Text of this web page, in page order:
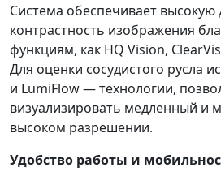
Система обеспечивает высокую
контрастность изображения
функциям, как HQ Vision,
Для оценки сосудистого русла
и LumiFlow — технологии,
визуализировать медленный и
высоком разрешении.
Удобство работы и